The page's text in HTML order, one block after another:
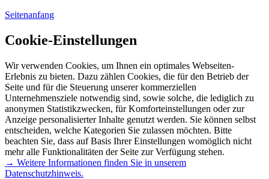
Seitenanfang
Cookie-Einstellungen
Wir verwenden Cookies, um Ihnen ein optimales Webseiten-
Erlebnis zu bieten. Dazu zählen Cookies, die für den Betrieb der
Seite und für die Steuerung unserer kommerziellen
Unternehmensziele notwendig sind, sowie solche, die lediglich zu
anonymen Statistikzwecken, für Komforteinstellungen oder zur
Anzeige personalisierter Inhalte genutzt werden. Sie können selbst
entscheiden, welche Kategorien Sie zulassen möchten. Bitte
beachten Sie, dass auf Basis Ihrer Einstellungen womöglich nicht
mehr alle Funktionalitäten der Seite zur Verfügung stehen.
→ Weitere Informationen finden Sie in unserem
Datenschutzhinweis.